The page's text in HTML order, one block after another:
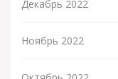
Декабрь 2022
Ноябрь 2022